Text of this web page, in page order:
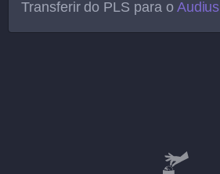
Transferir do PLS para o Audius